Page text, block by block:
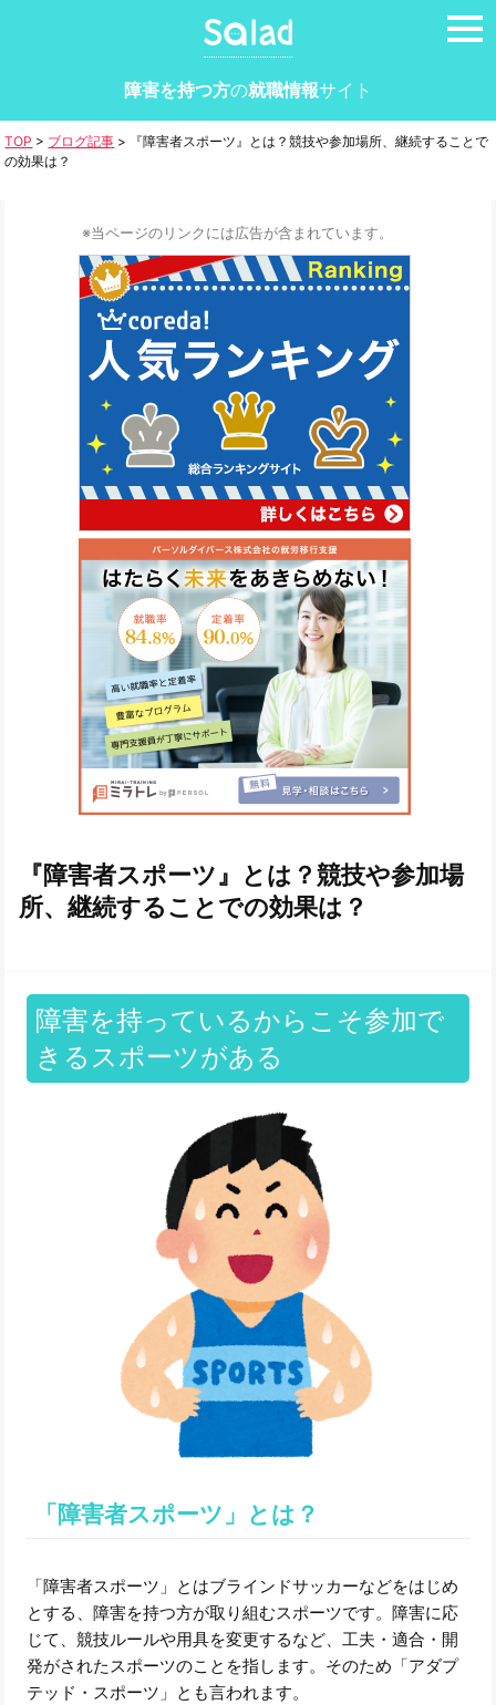
障害を持つ方の就職情報サイト
TOP > ブログ記事 >
『障害者スポーツ』とは？競技や参加場所、継続することで
の効果は？
※当ページのリンクには広告が含まれています。
『障害者スポーツ』とは？競技や参加場
所、継続することでの効果は？
障害を持っているからこそ参加で
きるスポーツがある
「障害者スポーツ」とは？
「障害者スポーツ」とはブラインドサッカーなどをはじめ
とする、障害を持つ方が取り組むスポーツです。障害に応
じて、競技ルールや用具を変更するなど、工夫・適合・開
発がされたスポーツのことを指します。そのため「アダプ
テッド・スポーツ」とも言われます。